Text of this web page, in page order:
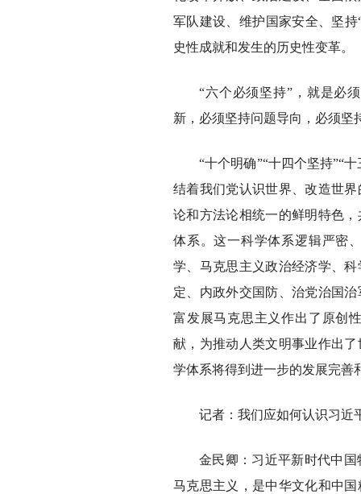
军队建设、维护国家安全、坚
史性成就和发生的历史性变革。
“六个必须坚持”，就是必
新，必须坚持问题导向，必须坚
“十个明确”“十四个坚持”“
结着我们党认识世界、改造世
论和方法论相统一的鲜明特色
体系。这一科学体系逻辑严密
学、马克思主义政治经济学、
定、内政外交国防、治党治国
富发展马克思主义作出了原创
献，为推动人类文明事业作出
学体系将得到进一步的发展完善
记者：我们应如何认识习近
金民卿：习近平新时代中
马克思主义，是中华文化和中